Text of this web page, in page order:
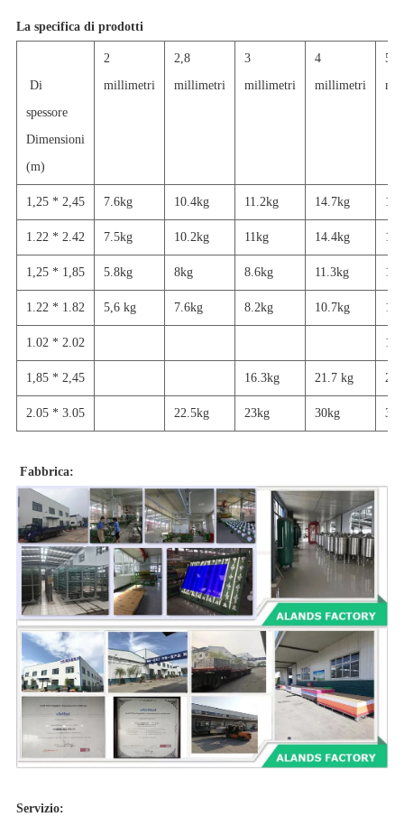
La specifica di prodotti
Di
spessore
Dimensioni
(m)
2
millimetri
2,8
millimetri
3
millimetri
4
millimetri
5
1,25 * 2,45 7.6kg 10.4kg 11.2kg 14.7kg
1.22 * 2.42 7.5kg 10.2kg 11kg 14.4kg
1,25 * 1,85 5.8kg 8kg 8.6kg 11.3kg
1.22 * 1.82 5,6 kg 7.6kg 8.2kg 10.7kg
1.02 * 2.02
1,85 * 2,45 16.3kg 21.7 kg
2.05 * 3.05 22.5kg 23kg 30kg
Fabbrica:
Servizio: